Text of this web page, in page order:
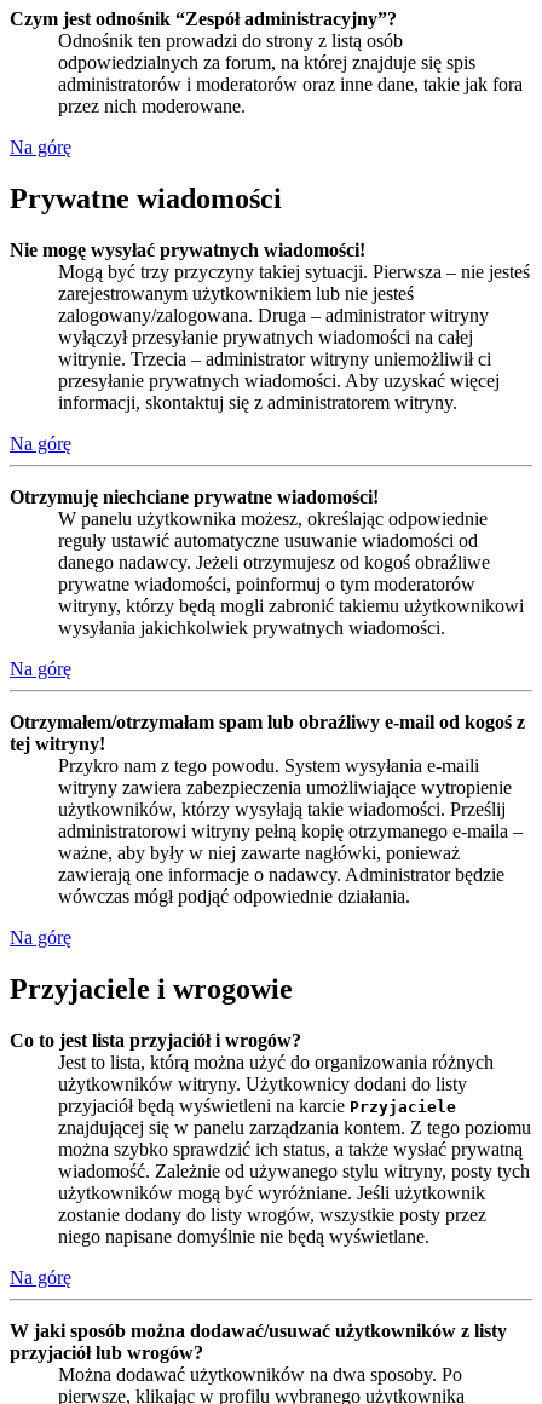
Czym jest odnośnik “Zespół administracyjny”?
Odnośnik ten prowadzi do strony z listą osób
odpowiedzialnych za forum, na której znajduje się spis
administratorów i moderatorów oraz inne dane, takie jak fora
przez nich moderowane.
Na górę
Prywatne wiadomości
Nie mogę wysyłać prywatnych wiadomości!
Mogą być trzy przyczyny takiej sytuacji. Pierwsza – nie jesteś
zarejestrowanym użytkownikiem lub nie jesteś
zalogowany/zalogowana. Druga – administrator witryny
wyłączył przesyłanie prywatnych wiadomości na całej
witrynie. Trzecia – administrator witryny uniemożliwił ci
przesyłanie prywatnych wiadomości. Aby uzyskać więcej
informacji, skontaktuj się z administratorem witryny.
Na górę
Otrzymuję niechciane prywatne wiadomości!
W panelu użytkownika możesz, określając odpowiednie
reguły ustawić automatyczne usuwanie wiadomości od
danego nadawcy. Jeżeli otrzymujesz od kogoś obraźliwe
prywatne wiadomości, poinformuj o tym moderatorów
witryny, którzy będą mogli zabronić takiemu użytkownikowi
wysyłania jakichkolwiek prywatnych wiadomości.
Na górę
Otrzymałem/otrzymałam spam lub obraźliwy e-mail od kogoś z
tej witryny!
Przykro nam z tego powodu. System wysyłania e-maili
witryny zawiera zabezpieczenia umożliwiające wytropienie
użytkowników, którzy wysyłają takie wiadomości. Prześlij
administratorowi witryny pełną kopię otrzymanego e-maila –
ważne, aby były w niej zawarte nagłówki, ponieważ
zawierają one informacje o nadawcy. Administrator będzie
wówczas mógł podjąć odpowiednie działania.
Na górę
Przyjaciele i wrogowie
Co to jest lista przyjaciół i wrogów?
Jest to lista, którą można użyć do organizowania różnych
użytkowników witryny. Użytkownicy dodani do listy
przyjaciół będą wyświetleni na karcie Przyjaciele
znajdującej się w panelu zarządzania kontem. Z tego poziomu
można szybko sprawdzić ich status, a także wysłać prywatną
wiadomość. Zależnie od używanego stylu witryny, posty tych
użytkowników mogą być wyróżniane. Jeśli użytkownik
zostanie dodany do listy wrogów, wszystkie posty przez
niego napisane domyślnie nie będą wyświetlane.
Na górę
W jaki sposób można dodawać/usuwać użytkowników z listy
przyjaciół lub wrogów?
Można dodawać użytkowników na dwa sposoby. Po
pierwsze, klikając w profilu wybranego użytkownika